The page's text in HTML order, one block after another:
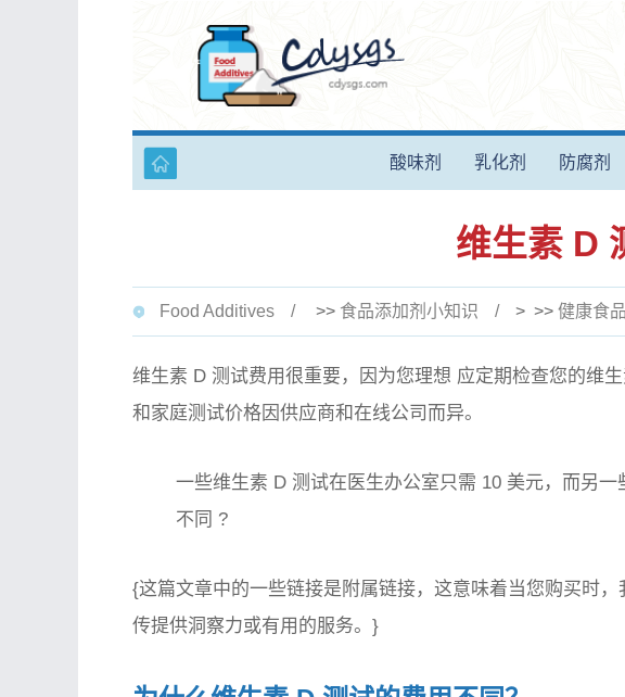
酸味剂 乳化剂 防腐剂
维生素 D
Food Additives >> 食品添加剂小知识 > >> 健康食品
维生素 D 测试费用很重要，因为您理想 应定期检查您的维
和家庭测试价格因供应商和在线公司而异。
一些维生素 D 测试在医生办公室只需 10 美元，而另
不同 ?
{这篇文章中的一些链接是附属链接，这意味着当您购买时
传提供洞察力或有用的服务。}